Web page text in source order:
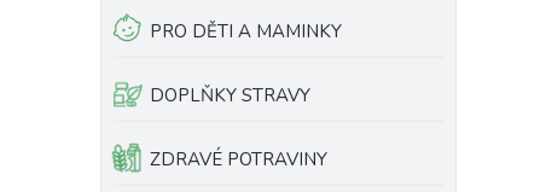
PRO DĚTI A MAMINKY
DOPLŇKY STRAVY
ZDRAVÉ POTRAVINY